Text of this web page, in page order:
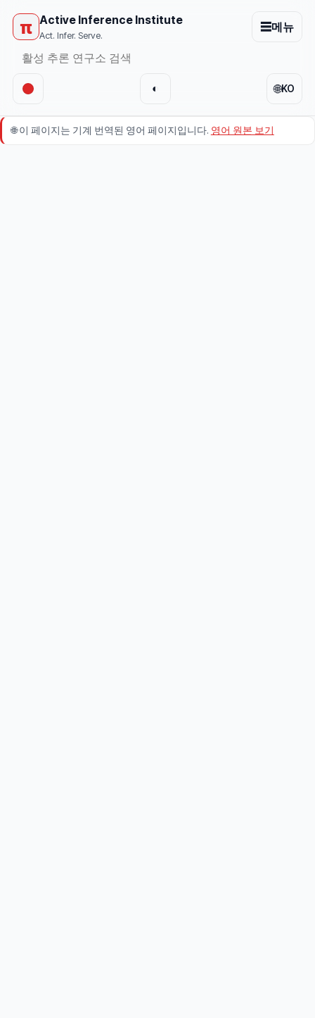
π Active Inference Institute
Act. Infer. Serve.
☰메뉴
🌐KO
◐
🌐이 페이지는 기계 번역된 영어 페이지입니다. 영어 원본 보기